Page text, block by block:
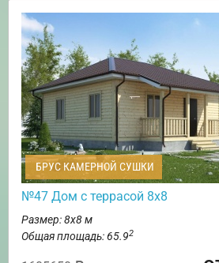
БРУС КАМЕРНОЙ СУШКИ
№47 Дом с террасой 8х8
Размер: 8х8 м
Общая площадь: 65.92